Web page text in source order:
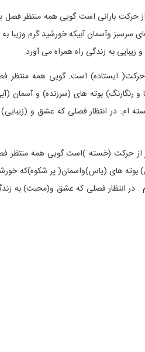
حرکت بارانی است گویی همه منتظر فصل
وآسمان آبیکه خورشید گرم وزیبا
به زندگی راه همراه می آورد.
حرکت( ایستاده) است. گویی همه منتظر
رنگارنگ) بوته های (سرزنده) و آسمان
ام. در انتظار فصلی که عشق و
از حرکت (خسته )است گویی همه منتظر
های (یاس)واسمان( پر شکوه)که
در انتظار فصلی که عشق و(محبت) به